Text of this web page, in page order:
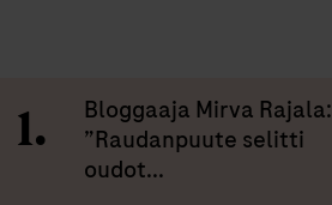
Bloggaaja Mirva Rajala:
”Raudanpuute selitti
oudot...